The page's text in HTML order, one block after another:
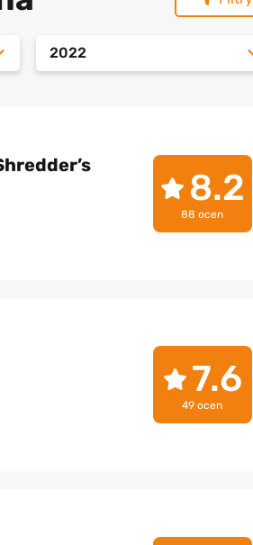
2022
8.2
88 ocen
7.6
49 ocen